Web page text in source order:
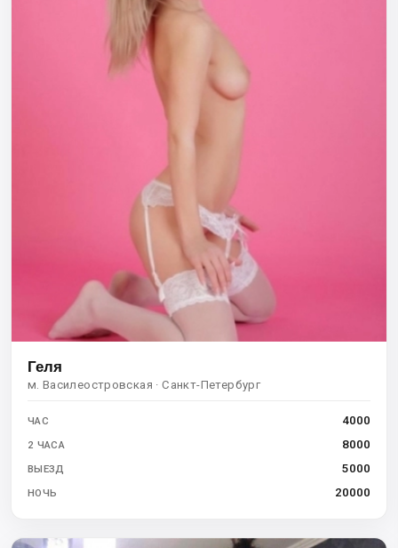
Геля
м. Василеостровская · Санкт-Петербург
ЧАС 4000
2 ЧАСА 8000
ВЫЕЗД 5000
НОЧЬ 20000